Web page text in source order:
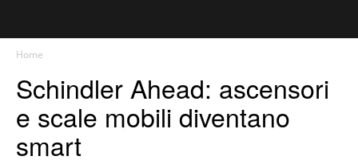
Home
Schindler Ahead: ascensori
e scale mobili diventano
smart